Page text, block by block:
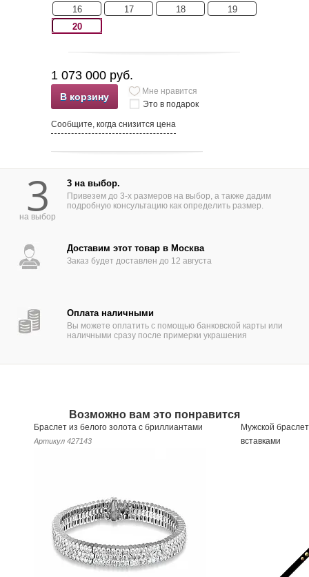
16 17 18
19
20
1 073 000 руб.
В корзину
Мне нравится
Это в подарок
Сообщите, когда снизится цена
3
на выбор
3 на выбор.
Привезем до 3-х размеров на выбор, а также дадим
подробную консультацию как определить размер.
Доставим этот товар в Москва
Заказ будет доставлен до 12 августа
Оплата наличными
Вы можете оплатить с помощью банковской карты или
наличными сразу после примерки украшения
Возможно вам это понравится
Браслет из белого золота с бриллиантами
Артикул 427143
Мужской
вставками